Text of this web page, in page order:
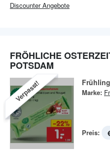
DiscounterAngebote
FRÖHLICHE
POTSDAM
Verpasst! Marke:
Preis: